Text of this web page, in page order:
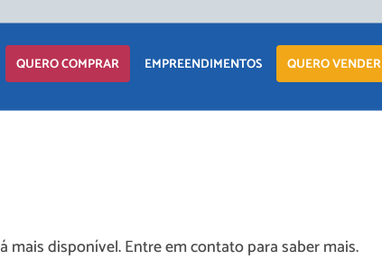
QUERO COMPRAR
TERRENO
EMPREENDIMENTOS
PRONTOS PARA
MORAR
QUERO VENDER
mais disponível. Entre em contato para saber mais.